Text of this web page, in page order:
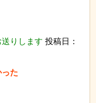
りします 投稿日：
た